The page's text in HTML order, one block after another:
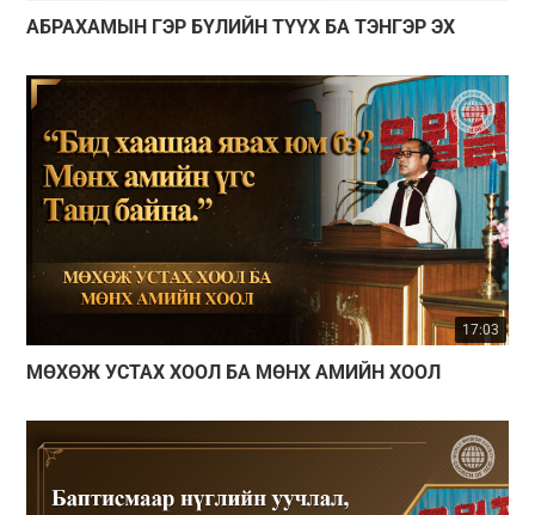
АБРАХАМЫН ГЭР БҮЛИЙН ТҮҮХ БА ТЭНГЭР ЭХ
17:03
МӨХӨЖ УСТАХ ХООЛ БА МӨНХ АМИЙН ХООЛ